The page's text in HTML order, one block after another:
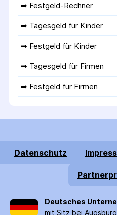
➡ Festgeld-Rechner
➡ Tagesgeld für Kinder
➡ Festgeld für Kinder
➡ Tagesgeld für Firmen
➡ Festgeld für Firmen
Datenschutz
Deutsches
mit Sitz bei Augsburg